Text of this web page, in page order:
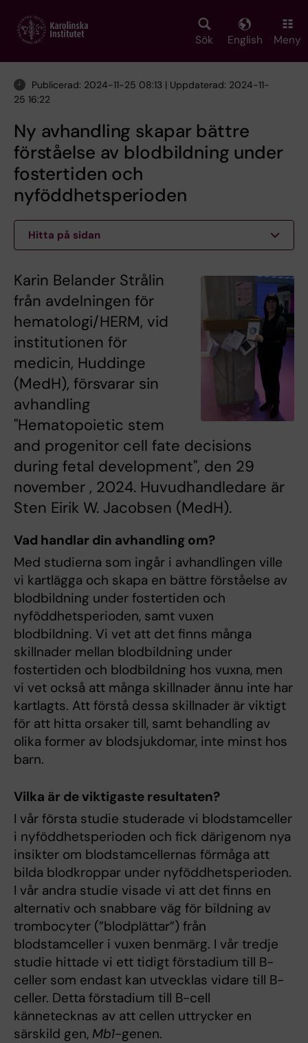
main
Sök English Meny
Publicerad: 2024-11-25 08:13 | Uppdaterad: 2024-11-
25 16:22
Ny avhandling skapar bättre
förståelse av blodbildning under
fostertiden och
nyföddhetsperioden
Hitta på sidan
Karin Belander Strålin
från avdelningen för
hematologi/HERM, vid
institutionen för
medicin, Huddinge
(MedH), försvarar sin
avhandling
"Hematopoietic stem
and progenitor cell fate decisions
during fetal development", den 29
november , 2024. Huvudhandledare är
Sten Eirik W. Jacobsen (MedH).
Vad handlar din avhandling om?
Med studierna som ingår i avhandlingen ville
vi kartlägga och skapa en bättre förståelse av
blodbildning under fostertiden och
nyföddhetsperioden, samt vuxen
blodbildning. Vi vet att det finns många
skillnader mellan blodbildning under
fostertiden och blodbildning hos vuxna, men
vi vet också att många skillnader ännu inte har
kartlagts. Att förstå dessa skillnader är viktigt
för att hitta orsaker till, samt behandling av
olika former av blodsjukdomar, inte minst hos
barn.
Vilka är de viktigaste resultaten?
I vår första studie studerade vi blodstamceller
i nyföddhetsperioden och fick därigenom nya
insikter om blodstamcellernas förmåga att
bilda blodkroppar under nyföddhetsperioden.
I vår andra studie visade vi att det finns en
alternativ och snabbare väg för bildning av
trombocyter (”blodplättar”) från
blodstamceller i vuxen benmärg. I vår tredje
studie hittade vi ett tidigt förstadium till B-
celler som endast kan utvecklas vidare till B-
celler. Detta förstadium till B-cell
kännetecknas av att cellen uttrycker en
särskild gen, Mb1-genen.